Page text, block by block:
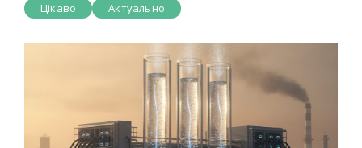
Цікаво Актуально